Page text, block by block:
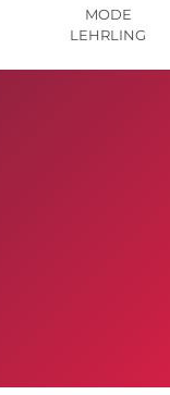
MODE
LEHRLING